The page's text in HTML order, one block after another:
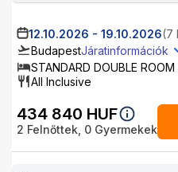
12.10.2026 - 19.10.2026(7
BudapestJáratinformációk
STANDARD DOUBLE ROOM
All Inclusive
434 840 HUF
2 Felnőttek, 0 Gyermekek